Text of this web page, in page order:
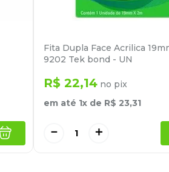
Fita Dupla Face Acrilica
9202 Tek bond - UN
R$ 22,14 no pix
em até 1x de R$ 23,31
＋
－